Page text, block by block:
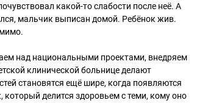
какой-то слабости после неё. А
мальчик выписан домой. Ребёнок жив.
над национальными проектами, внедряем
клинической больнице делают
становятся ещё шире, когда появляются
делится здоровьем с теми, кому оно